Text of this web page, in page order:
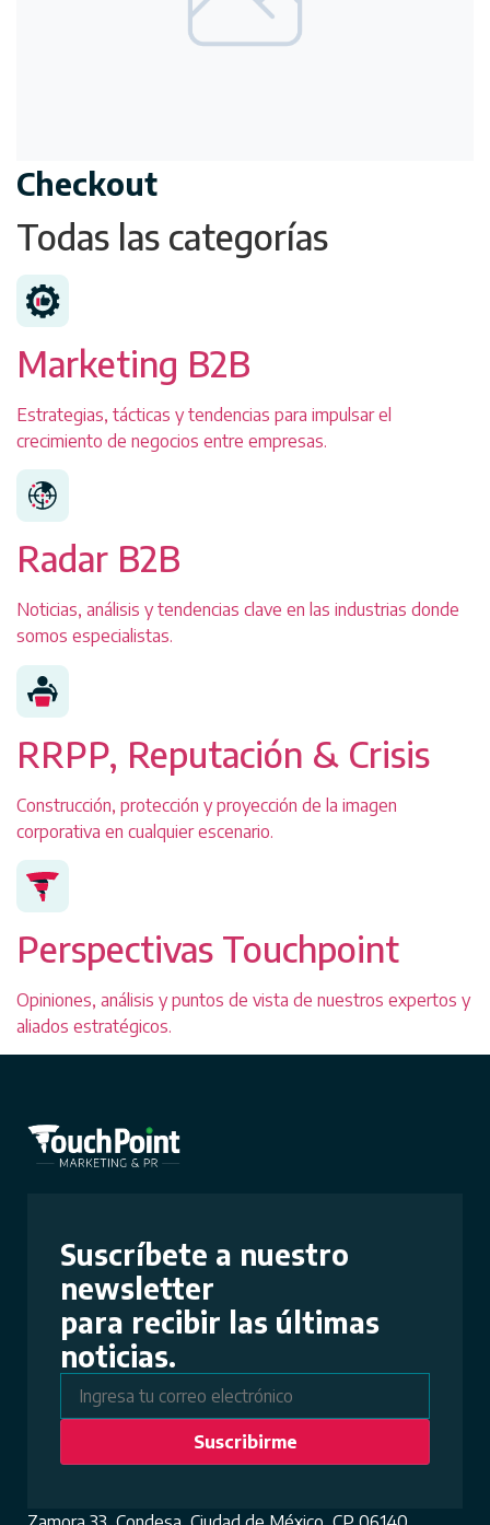
Checkout
Todas las categorías
Marketing B2B
Estrategias, tácticas y tendencias para impulsar el
crecimiento de negocios entre empresas.
Radar B2B
Noticias, análisis y tendencias clave en las industrias donde
somos especialistas.
RRPP, Reputación & Crisis
Construcción, protección y proyección de la imagen
corporativa en cualquier escenario.
Perspectivas Touchpoint
Opiniones, análisis y puntos de vista de nuestros expertos y
aliados estratégicos.
Suscríbete a nuestro
newsletter
para recibir las últimas
noticias.